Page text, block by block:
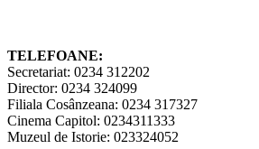
TELEFOANE:
Secretariat: 0234 312202
Director: 0234 324099
Filiala Cosânzeana: 0234 317327
Cinema Capitol: 0234311333
Muzeul de Istorie: 023324052